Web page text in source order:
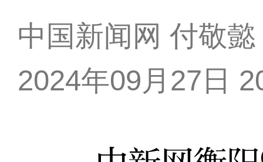
中国新闻网 付敬懿
2024年09月27日